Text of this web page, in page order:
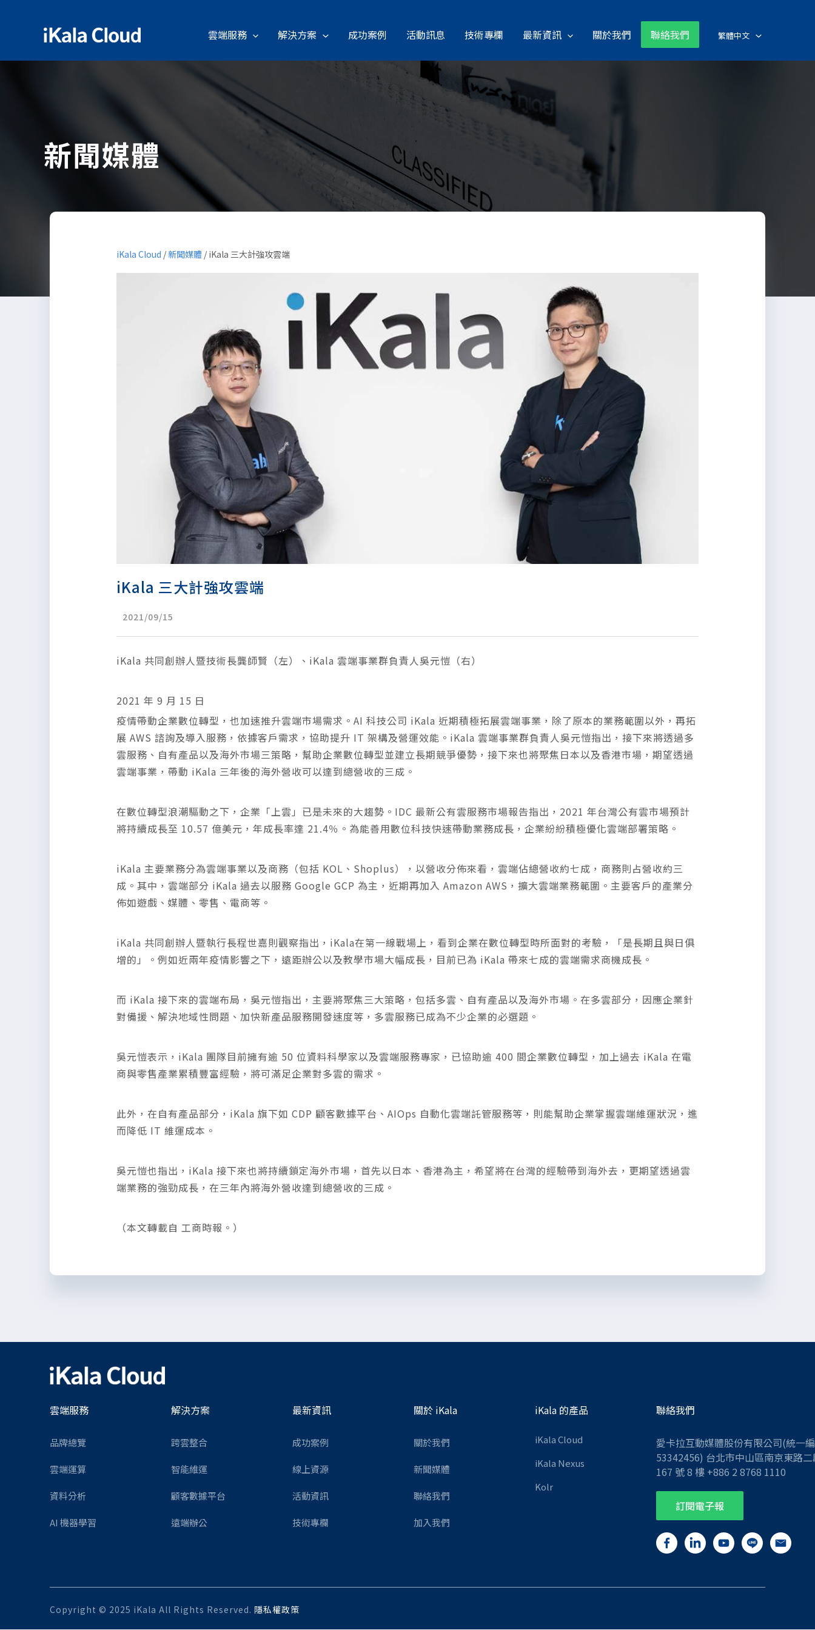
雲端服務 解決方案 成功案例 活動訊息 技術專欄 最新資訊 關於我們 聯絡我們 繁體中文
新聞媒體
iKala Cloud /新聞媒體 / iKala 三大計強攻雲端
iKala 三大計強攻雲端
2021/09/15
iKala 共同創辦人暨技術長龔師賢（左）、iKala 雲端事業群負責人吳元愷（右）
2021 年 9 月 15 日
疫情帶動企業數位轉型，也加速推升雲端市場需求。AI 科技公司 iKala 近期積極拓展雲端事業，除了原本的業務範圍以外，再拓
展 AWS 諮詢及導入服務，依據客戶需求，協助提升 IT 架構及營運效能。iKala 雲端事業群負責人吳元愷指出，接下來將透過多
雲服務、自有產品以及海外市場三策略，幫助企業數位轉型並建立長期競爭優勢，接下來也將聚焦日本以及香港市場，期望透過
雲端事業，帶動 iKala 三年後的海外營收可以達到總營收的三成。
在數位轉型浪潮驅動之下，企業「上雲」已是未來的大趨勢。IDC 最新公有雲服務市場報告指出，2021 年台灣公有雲市場預計
將持續成長至 10.57 億美元，年成長率達 21.4％。為能善用數位科技快速帶動業務成長，企業紛紛積極優化雲端部署策略。
iKala 主要業務分為雲端事業以及商務（包括 KOL、Shoplus），以營收分佈來看，雲端佔總營收約七成，商務則占營收約三
成。其中，雲端部分 iKala 過去以服務 Google GCP 為主，近期再加入 Amazon AWS，擴大雲端業務範圍。主要客戶的產業分
佈如遊戲、媒體、零售、電商等。
iKala 共同創辦人暨執行長程世嘉則觀察指出，iKala在第一線戰場上，看到企業在數位轉型時所面對的考驗，「是長期且與日俱
增的」。例如近兩年疫情影響之下，遠距辦公以及教學市場大幅成長，目前已為 iKala 帶來七成的雲端需求商機成長。
而 iKala 接下來的雲端布局，吳元愷指出，主要將聚焦三大策略，包括多雲、自有產品以及海外市場。在多雲部分，因應企業針
對備援、解決地域性問題、加快新產品服務開發速度等，多雲服務已成為不少企業的必選題。
吳元愷表示，iKala 團隊目前擁有逾 50 位資料科學家以及雲端服務專家，已協助逾 400 間企業數位轉型，加上過去 iKala 在電
商與零售產業累積豐富經驗，將可滿足企業對多雲的需求。
此外，在自有產品部分，iKala 旗下如 CDP 顧客數據平台、AIOps 自動化雲端託管服務等，則能幫助企業掌握雲端維運狀況，進
而降低 IT 維運成本。
吳元愷也指出，iKala 接下來也將持續鎖定海外市場，首先以日本、香港為主，希望將在台灣的經驗帶到海外去，更期望透過雲
端業務的強勁成長，在三年內將海外營收達到總營收的三成。
（本文轉載自 工商時報。）
雲端服務
品牌總覽
雲端運算
資料分析
AI 機器學習
解決方案
跨雲整合
智能維運
顧客數據平台
遠端辦公
最新資訊
成功案例
線上資源
活動資訊
技術專欄
關於 iKala
關於我們
新聞媒體
聯絡我們
加入我們
iKala 的產品
iKala Cloud
iKala Nexus
Kolr
聯絡我們
愛卡拉互動媒體股份有限公司(統一
53342456) 台北市中山區南京東路
167 號 8 樓 +886 2 8768 1110
訂閱電子報
Copyright © 2025 iKala All Rights Reserved. 隱私權政策